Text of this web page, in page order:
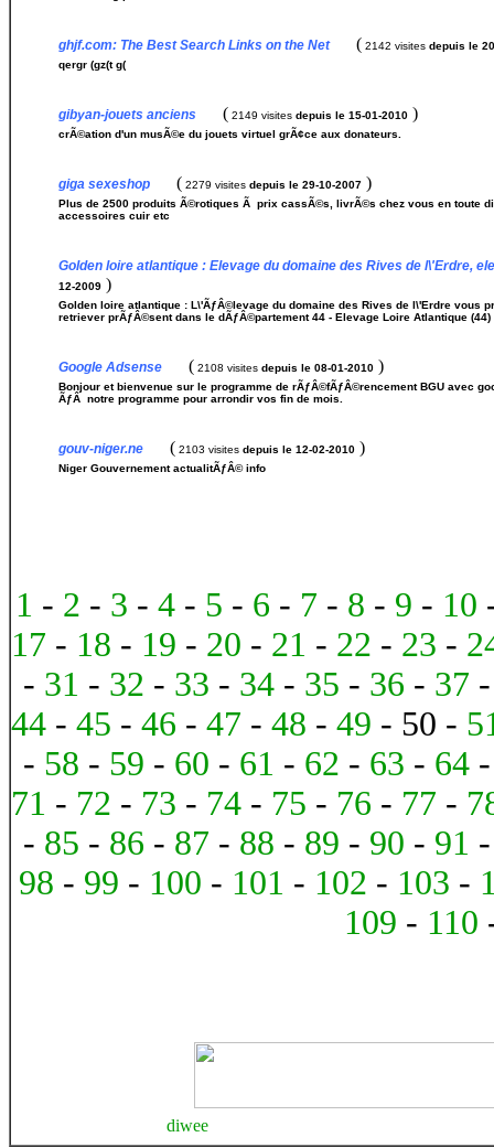
ghjf.com: The Best Search Links on the Net( 2142 visites depuis le
qergr (gz(t g(
gibyan-jouets anciens ( 2149 visites depuis le 15-01-2010 )
crÃ©ation d'un musÃ©e du jouets virtuel grÃ¢ce aux donateurs.
giga sexeshop ( 2279 visites depuis le 29-10-2007 )
Plus de 2500 produits Ã©rotiques Ã prix cassÃ©s, livrÃ©s chez vous en toute
accessoires cuir etc
Golden loire atlantique : Elevage du domaine des Rives de l\'Erdre,
12-2009 )
Golden loire atlantique : L\'ÃƒÂ©levage du domaine des Rives de l\'Erdre vous
retriever prÃƒÂ©sent dans le dÃƒÂ©partement 44 - Elevage Loire Atlantique (44)
Google Adsense ( 2108 visites depuis le 08-01-2010 )
Bonjour et bienvenue sur le programme de rÃƒÂ©fÃƒÂ©rencement BGU avec
ÃƒÂ notre programme pour arrondir vos fin de mois.
gouv-niger.ne ( 2103 visites depuis le 12-02-2010 )
Niger Gouvernement actualitÃƒÂ© info
1 - 2 - 3 -4 - 5 - 6 - 7 - 8 - 9 - 10
17 - 18 - 19 - 20 - 21 - 22 - 23 -
- 31 - 32 - 33 - 34 - 35 - 36 - 37
44 -45 -46 -47 -48 -49 - 50 -
- 58 - 59 - 60 - 61 - 62 - 63 - 64
71 - 72 - 73 - 74 - 75 - 76 - 77 -
- 85 - 86 - 87 - 88 - 89 - 90 - 91
98 - 99 - 100 - 101 - 102 - 103 -
109 - 110
diwee